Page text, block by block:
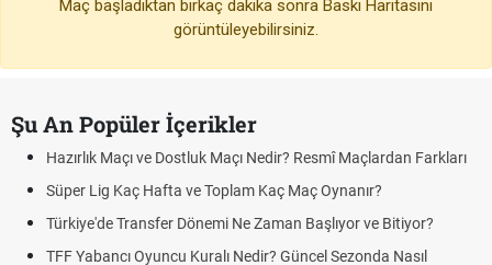
Maç başladıktan birkaç dakika sonra Baskı Haritasını
görüntüleyebilirsiniz.
Şu An Popüler İçerikler
Hazırlık Maçı ve Dostluk Maçı Nedir? Resmî Maçlardan Farkları
Süper Lig Kaç Hafta ve Toplam Kaç Maç Oynanır?
Türkiye'de Transfer Dönemi Ne Zaman Başlıyor ve Bitiyor?
TFF Yabancı Oyuncu Kuralı Nedir? Güncel Sezonda Nasıl